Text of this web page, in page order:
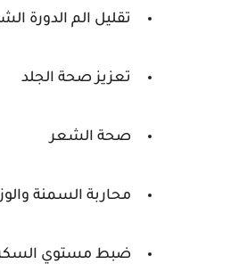
تقليل الم الدورة
تعزيز صحة الجلد
صحة الشعر
محاربة السمنة
ضبط مستوي السكر